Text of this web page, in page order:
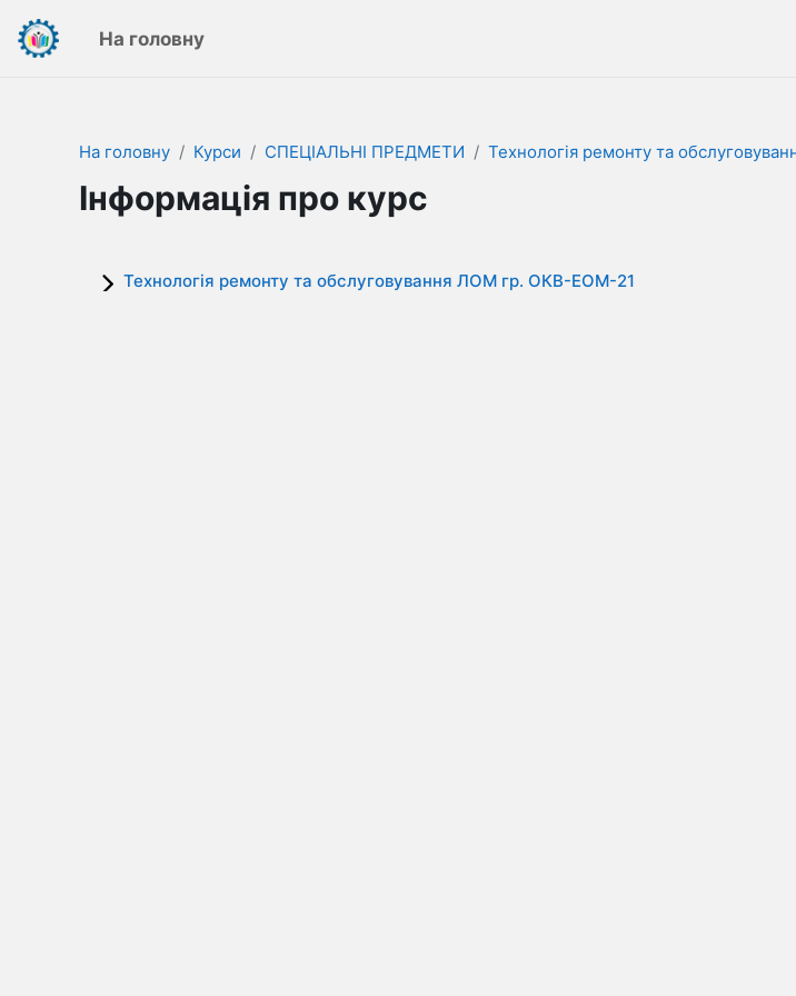
На головну
На головну Курси СПЕЦІАЛЬНІ ПРЕДМЕТИ Технологія ремонту та
Інформація про курс
Технологія ремонту та обслуговування ЛОМ гр. ОКВ-ЕОМ-21